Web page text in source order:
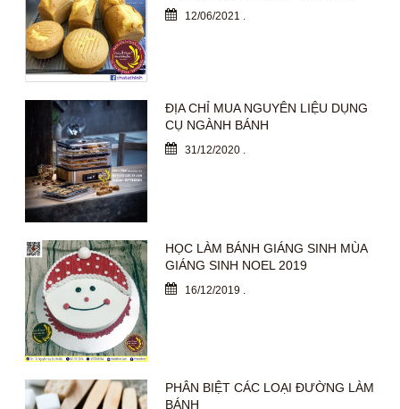
12/06/2021 .
ĐỊA CHỈ MUA NGUYÊN LIỆU DỤNG
CỤ NGÀNH BÁNH
31/12/2020
HỌC LÀM BÁNH GIÁNG SINH MÙA
GIÁNG SINH NOEL 2019
16/12/2019
PHÂN BIỆT CÁC LOẠI ĐƯỜNG LÀM
BÁNH